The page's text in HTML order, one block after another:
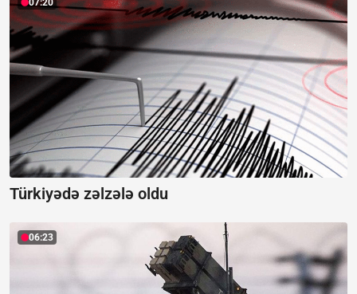
07:20
Türkiyədə zəlzələ oldu
06:23